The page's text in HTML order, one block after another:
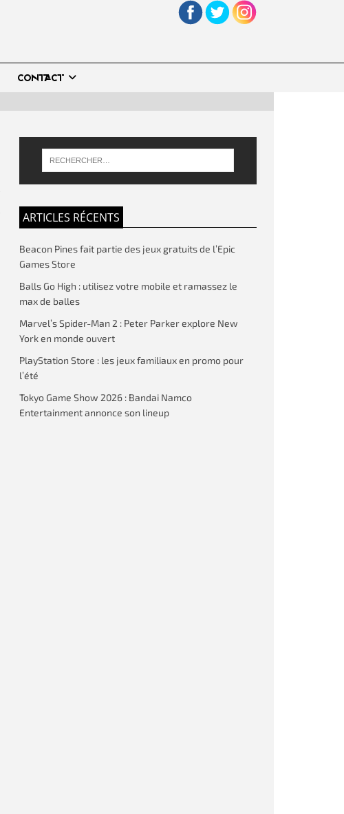
CONTACT
ARTICLES RÉCENTS
Beacon Pines fait partie des jeux gratuits de l’Epic
Games Store
Balls Go High : utilisez votre mobile et ramassez le
max de balles
Marvel’s Spider-Man 2 : Peter Parker explore New
York en monde ouvert
PlayStation Store : les jeux familiaux en promo pour
l’été
Tokyo Game Show 2026 : Bandai Namco
Entertainment annonce son lineup